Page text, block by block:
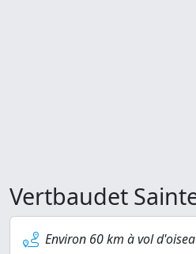
Vertbaudet
Environ 60 km à vol